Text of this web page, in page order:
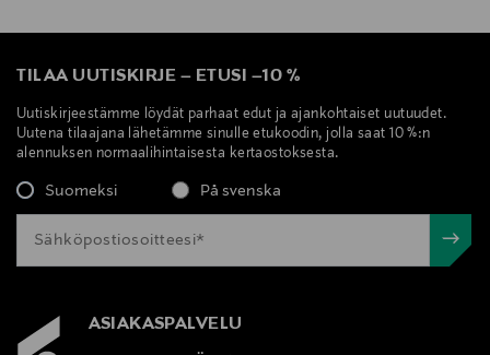
TILAA UUTISKIRJE – ETUSI –10 %
Uutiskirjeestämme löydät parhaat edut ja ajankohtaiset uutuudet.
Uutena tilaajana lähetämme sinulle etukoodin, jolla saat 10 %:n
alennuksen normaalihintaisesta kertaostoksesta.
Suomeksi På svenska
ASIAKASPALVELU